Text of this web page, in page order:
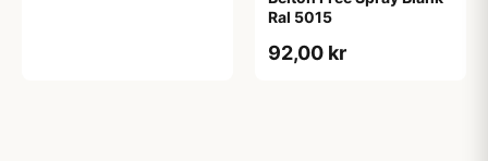
Ral 5015
92,00 kr